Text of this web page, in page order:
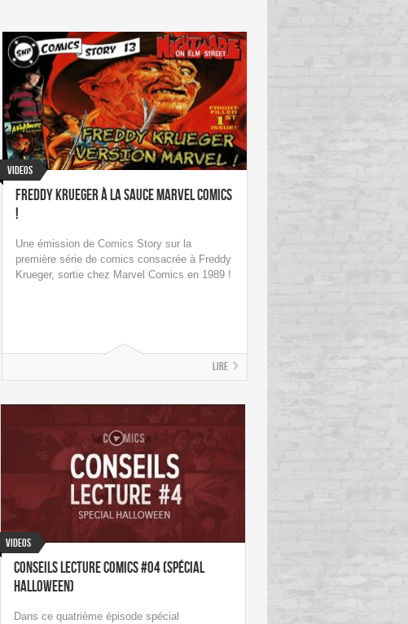
Videos
Freddy Krueger à la sauce Marvel Comics
!
Une émission de Comics Story sur la
première série de comics consacrée à Freddy
Krueger, sortie chez Marvel Comics en 1989 !
Lire
Videos
Conseils Lecture Comics #04 (spécial
Halloween)
Dans ce quatrième épisode spécial